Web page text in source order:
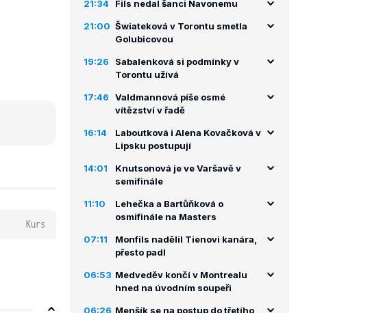
Kurs
21:34 Fils nedal šanci Navonemu
21:00 Šwiateková v Torontu smetla
Golubicovou
19:26
Sabalenková si podmínky v
Torontu užívá
17:46
Valdmannová píše osmé
vítězství v řadě
16:14
Laboutková i Alena Kovačková v
Lipsku postupují
14:01
Knutsonová je ve Varšavě v
semifinále
11:10
Lehečka a Bartůňková o
osmifinále na Masters
07:11
Monfils nadělil Tienovi kanára,
přesto padl
06:53 Medveděv končí v Montrealu
hned na úvodním soupeři
06:26 Menšík se na postup do třetího